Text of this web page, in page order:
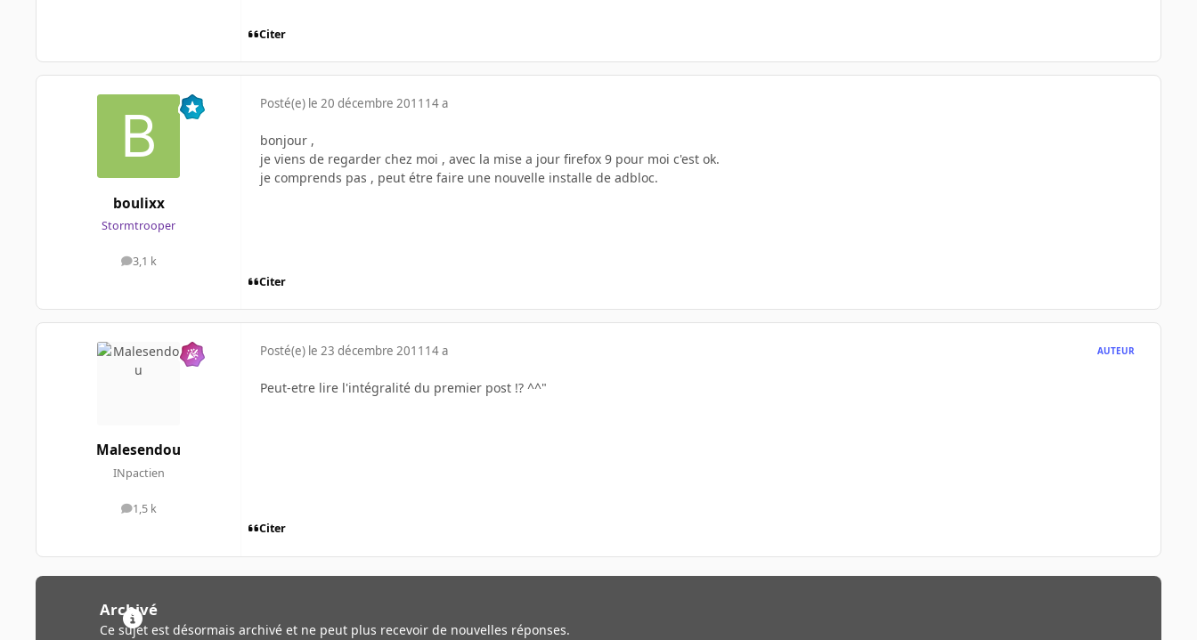
Citer
boulixx
Stormtrooper
3,1 k
messages
Posté(e) le 20 décembre 2011 14 a
bonjour ,
je viens de regarder chez moi , avec la mise a jour firefox 9 pour moi c'est ok.
je comprends pas , peut étre faire une nouvelle installe de adbloc.
Citer
Malesendou
INpactien
1,5 k
messages
Posté(e) le 23 décembre 2011 14 a AUTEUR
Peut-etre lire l'intégralité du premier post !? ^^"
Citer
Archivé
Ce sujet est désormais archivé et ne peut plus recevoir de nouvelles réponses.